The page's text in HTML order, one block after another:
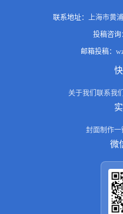
联系地址： 上海市黄
投稿咨询
邮箱投稿：
关于我们 联系我们
封面制作一
微